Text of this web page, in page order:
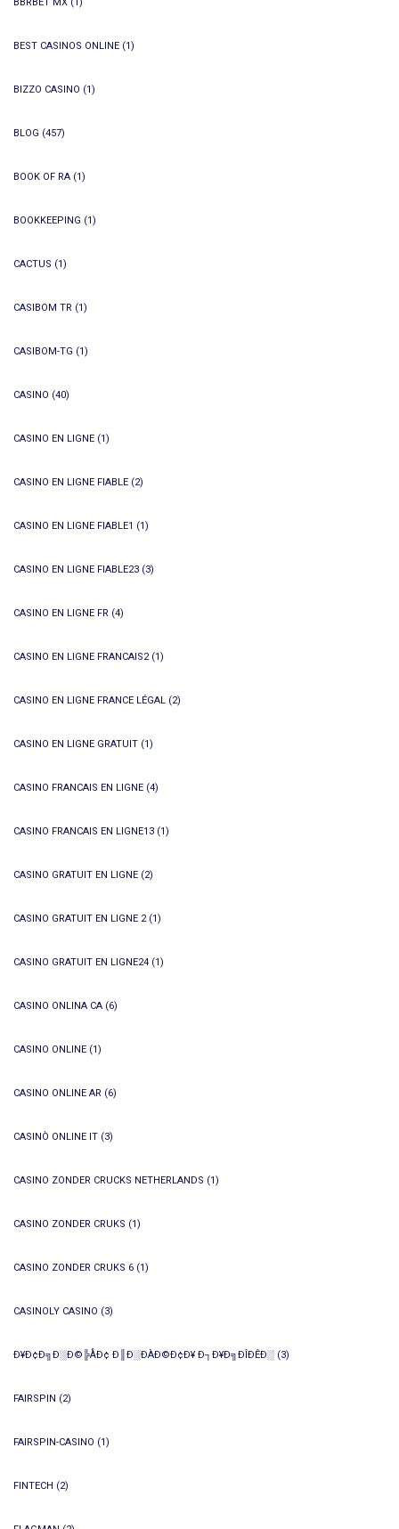
BEST CASINOS ONLINE (1)
BIZZO CASINO (1)
BLOG (457)
BOOK OF RA (1)
BOOKKEEPING (1)
CACTUS (1)
CASIBOM TR (1)
CASIBOM-TG (1)
CASINO (40)
CASINO EN LIGNE (1)
CASINO EN LIGNE FIABLE (2)
CASINO EN LIGNE FIABLE1 (1)
CASINO EN LIGNE FIABLE23 (3)
CASINO EN LIGNE FR (4)
CASINO EN LIGNE FRANCAIS2(1)
CASINO EN LIGNE FRANCE LÉGAL (2)
CASINO EN LIGNE GRATUIT (1)
CASINO FRANCAIS EN LIGNE (4)
CASINO FRANCAIS EN LIGNE13 (1)
CASINO GRATUIT EN LIGNE (2)
CASINO GRATUIT EN LIGNE 2(1)
CASINO GRATUIT EN LIGNE24 (1)
CASINO ONLINA CA (6)
CASINO ONLINE (1)
CASINO ONLINE AR (6)
CASINÒ ONLINE IT (3)
CASINO ZONDER CRUCKS NETHERLANDS (1)
CASINO ZONDER CRUKS (1)
CASINO ZONDER CRUKS 6 (1)
CASINOLY CASINO (3)
Ð¥Ð¢Ð╗Ð░Ð©╠ÅÐ¢ Ð║Ð░ÐÀÐ©Ð¢Ð¥ Ð┐Ð¥Ð╗ÐÎÐÊÐ░ (3)
FAIRSPIN (2)
FAIRSPIN-CASINO (1)
FINTECH (2)